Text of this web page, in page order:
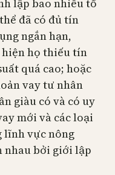
lập bao nhiêu tổ
đã có đủ tín
ngắn hạn,
họ thiếu tín
quá cao; hoặc
vay tư nhân
giàu có và có uy
mới và các loại
lĩnh vực nông
nhau bởi giới lập